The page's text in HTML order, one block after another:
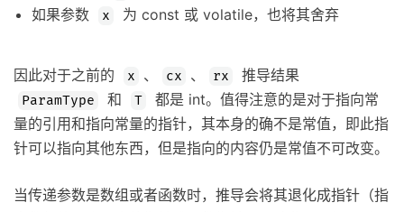
如果参数
x 为 const 或 volatile，也将其舍弃
因此对于之前的 x 、 cx 、 rx 推导结果
ParamType 和 T
都是 int。值得注意的是对于指向常
量的引用和指向常量的指针，其本身的确不是常值，即此指
针可以指向其他东西，但是指向的内容仍是常值不可改变。
当传递参数是数组或者函数时，推导会将其退化成指针（指